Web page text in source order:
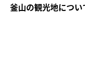
釜山の観光地につい